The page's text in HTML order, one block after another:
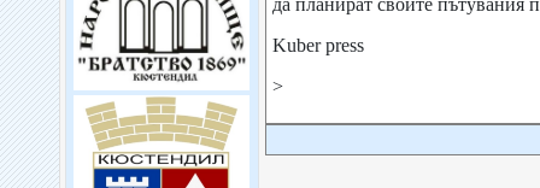
да планират своите пътувания
Kuber press
>